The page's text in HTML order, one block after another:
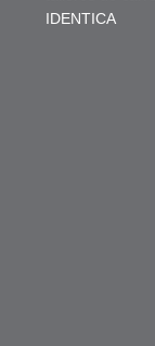
IDENTICA